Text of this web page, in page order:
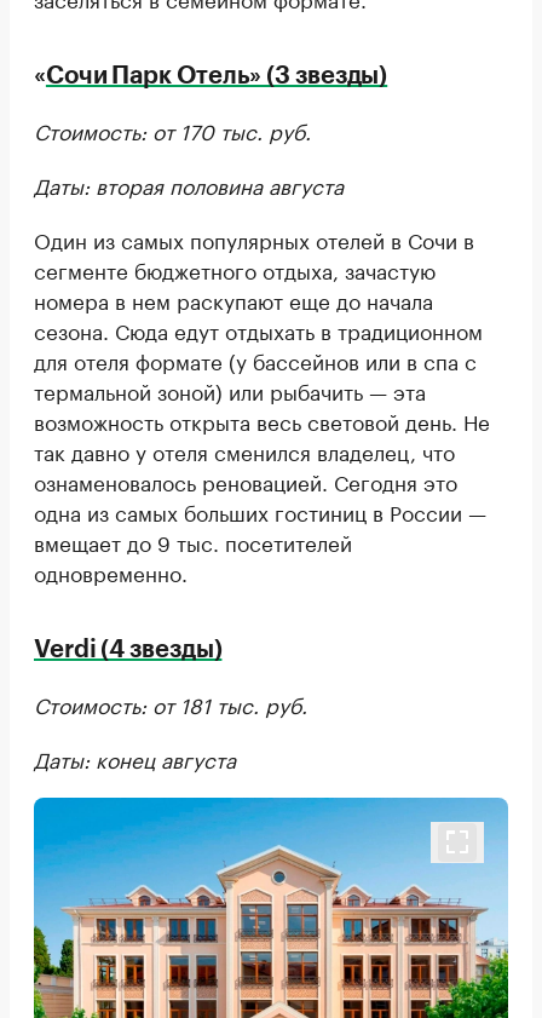
«Сочи Парк Отель» (3 звезды)
Стоимость: от 170 тыс. руб.
Даты: вторая половина августа
Один из самых популярных отелей в Сочи в
сегменте бюджетного отдыха, зачастую
номера в нем раскупают еще до начала
сезона. Сюда едут отдыхать в традиционном
для отеля формате (у бассейнов или в спа с
термальной зоной) или рыбачить — эта
возможность открыта весь световой день. Не
так давно у отеля сменился владелец, что
ознаменовалось реновацией. Сегодня это
одна из самых больших гостиниц в России —
вмещает до 9 тыс. посетителей
одновременно.
Verdi (4 звезды)
Стоимость: от 181 тыс. руб.
Даты: конец августа